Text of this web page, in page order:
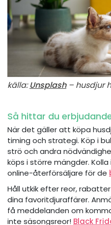
källa:Unsplash– husdjur
Så hittar du
När det gäller att köpa
timing och strategi. Köp i
strö och andra
köps i större mängder.
online-återförsäljare för de
Håll utkik efter reor,
dina favoritdjuraffärer.
få meddelanden om
inte säsongsreor! Black